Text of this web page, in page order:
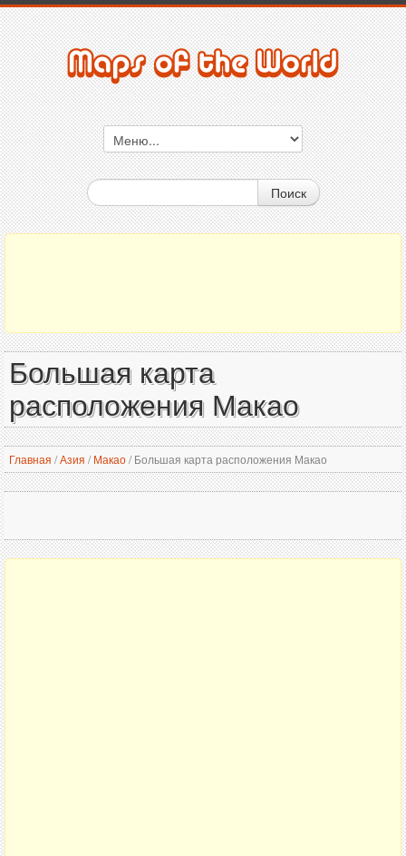
Поиск
Большая карта
расположения Макао
Главная /Азия / Макао/Большая карта расположения Макао